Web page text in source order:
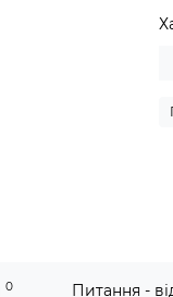
0 Питання -